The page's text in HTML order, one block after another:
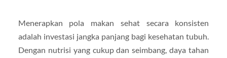
Menerapkan pola makan sehat secara konsisten
adalah investasi jangka panjang bagi kesehatan tubuh.
Dengan nutrisi yang cukup dan seimbang, daya tahan